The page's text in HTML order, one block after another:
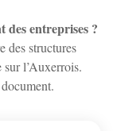
des entreprises ?
des structures
sur l’Auxerrois.